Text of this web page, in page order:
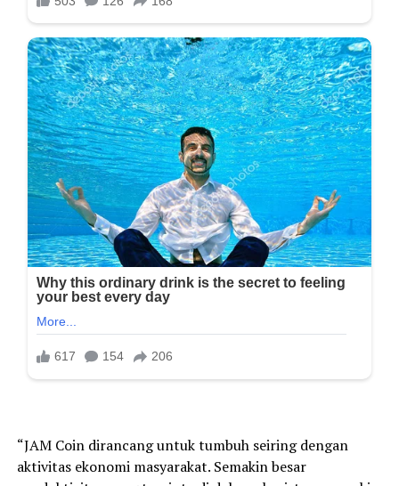
“JAM Coin dirancang untuk tumbuh seiring dengan
aktivitas ekonomi masyarakat. Semakin besar